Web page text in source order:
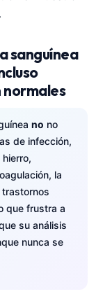
.
sanguínea
normales
no no
de infección,
la
trastornos
que frustra a
su análisis
nunca se